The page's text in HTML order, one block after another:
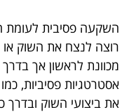
השקעה פסיבית
רוצה לנצח את השוק
מכוונת לראשון אך בדרך
אסטרטגיות פסיביות,
את ביצועי השוק ובדרך